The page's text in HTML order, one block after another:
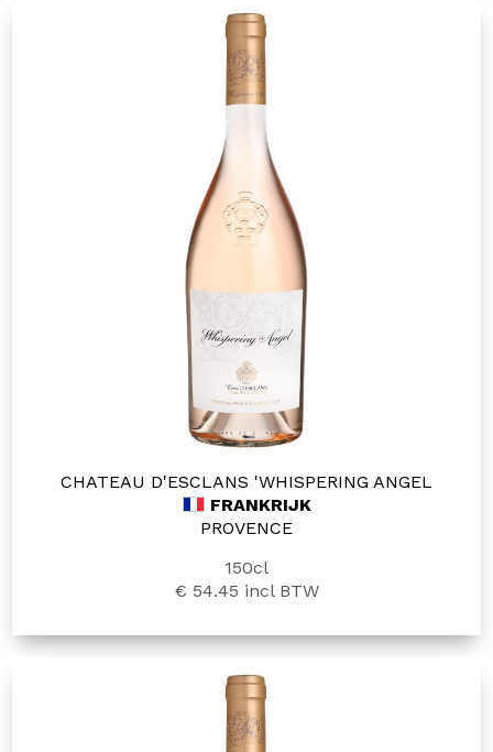
CHATEAU D'ESCLANS 'WHISPERING ANGEL
FRANKRIJK
PROVENCE
150cl
€ 54.45 incl BTW